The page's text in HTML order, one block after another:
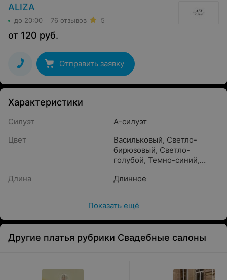
ALIZA
до 20:00 76 отзывов 5
от 120 руб.
Отправить заявку
Характеристики
Силуэт
А-силуэт
Цвет
Васильковый, Светло-
бирюзовый, Светло-
голубой, Темно-синий,
Голубой
Длина Длинное
Показать ещё
Другие платья рубрики Свадебные салоны